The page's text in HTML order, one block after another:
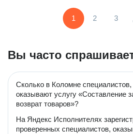
1 2 3
Вы часто
Сколько в Коломне
оказывают услугу «Составление
возврат товаров»?
На Яндекс Исполнителях
проверенных специалистов,